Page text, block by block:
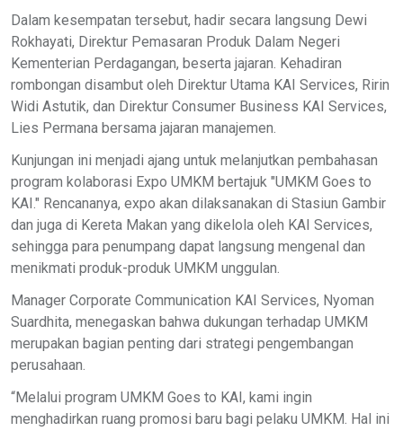
Dalam kesempatan tersebut, hadir secara langsung Dewi
Rokhayati, Direktur Pemasaran Produk Dalam Negeri
Kementerian Perdagangan, beserta jajaran. Kehadiran
rombongan disambut oleh Direktur Utama KAI Services, Ririn
Widi Astutik, dan Direktur Consumer Business KAI Services,
Lies Permana bersama jajaran manajemen.
Kunjungan ini menjadi ajang untuk melanjutkan pembahasan
program kolaborasi Expo UMKM bertajuk "UMKM Goes to
KAI." Rencananya, expo akan dilaksanakan di Stasiun Gambir
dan juga di Kereta Makan yang dikelola oleh KAI Services,
sehingga para penumpang dapat langsung mengenal dan
menikmati produk-produk UMKM unggulan.
Manager Corporate Communication KAI Services, Nyoman
Suardhita, menegaskan bahwa dukungan terhadap UMKM
merupakan bagian penting dari strategi pengembangan
perusahaan.
“Melalui program UMKM Goes to KAI, kami ingin
menghadirkan ruang promosi baru bagi pelaku UMKM. Hal ini